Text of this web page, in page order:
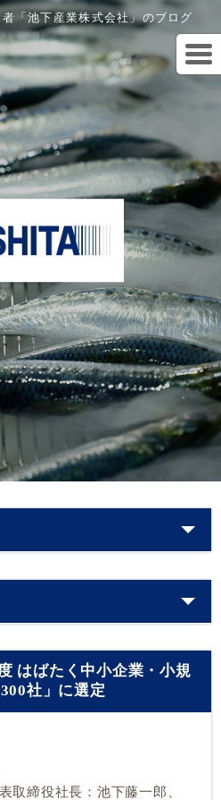
「池下産業株式会社」のブログ
はばたく中小企業・小規
社」に選定
取締役社長：池下藤一郎、